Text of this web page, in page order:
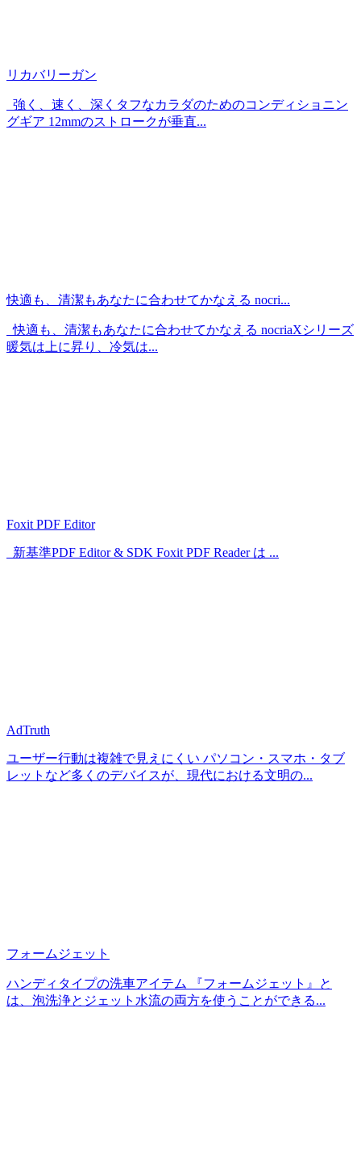
リカバリーガン
強く、速く、深くタフなカラダのためのコンディショニン
グギア 12mmのストロークが垂直...
快適も、清潔もあなたに合わせてかなえる nocri...
快適も、清潔もあなたに合わせてかなえる nocriaXシリーズ
暖気は上に昇り、冷気は...
Foxit PDF Editor
新基準PDF Editor & SDK Foxit PDF Reader は ...
AdTruth
ユーザー行動は複雑で見えにくい パソコン・スマホ・タブ
レットなど多くのデバイスが、現代における文明の...
フォームジェット
ハンディタイプの洗車アイテム 『フォームジェット』と
は、泡洗浄とジェット水流の両方を使うことができる...